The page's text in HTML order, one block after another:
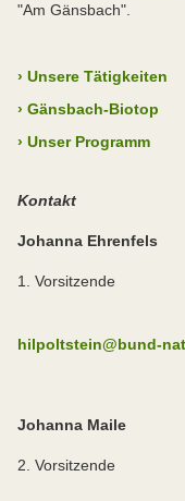
"Am Gänsbach".
› Unsere Tätigkeiten
› Gänsbach-Biotop
› Unser Programm
Kontakt
Johanna Ehrenfels
1. Vorsitzende
hilpoltstein@bund-
Johanna Maile
2. Vorsitzende